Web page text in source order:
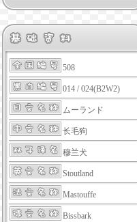
508
014 / 024(B2W2)
ムーランド
长毛狗
穆兰犬
Stoutland
Mastouffe
Bissbark